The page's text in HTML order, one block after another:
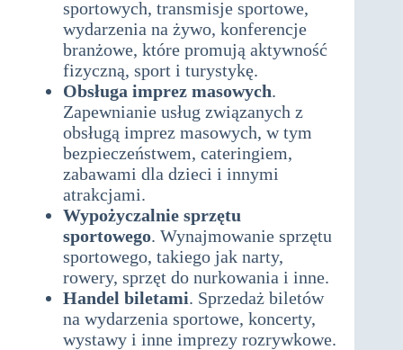
sportowych, transmisje sportowe,
wydarzenia na żywo, konferencje
branżowe, które promują aktywność
fizyczną, sport i turystykę.
Obsługa imprez masowych.
Zapewnianie usług związanych z
obsługą imprez masowych, w tym
bezpieczeństwem, cateringiem,
zabawami dla dzieci i innymi
atrakcjami.
Wypożyczalnie sprzętu
sportowego. Wynajmowanie sprzętu
sportowego, takiego jak narty,
rowery, sprzęt do nurkowania i inne.
Handel biletami. Sprzedaż biletów
na wydarzenia sportowe, koncerty,
wystawy i inne imprezy rozrywkowe.